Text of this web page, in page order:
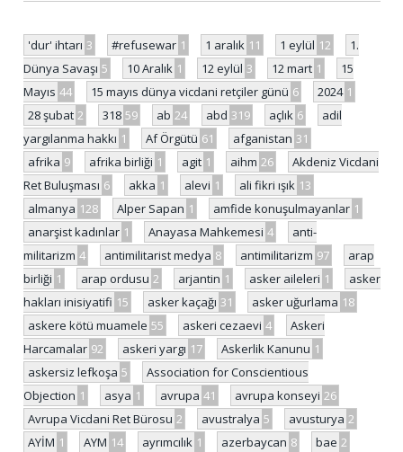
'dur' ihtarı 3 #refusewar 1 1 aralık 11 1 eylül 12
1.
Dünya Savaşı 5 10 Aralık 1 12 eylül 3 12 mart 1
15
Mayıs 44 15 mayıs dünya vicdani retçiler günü 6 2024 1
28 şubat 2 318 59 ab 24 abd 319 açlık 6
adil
yargılanma hakkı 1 Af Örgütü 61 afganistan 31
afrika 9 afrika birliği 1 agit 1 aihm 26
Akdeniz Vicdani
Ret Buluşması 6 akka 1 alevi 1 ali fikri ışık 13
almanya 128 Alper Sapan 1 amfide konuşulmayanlar 1
anarşist kadınlar 1 Anayasa Mahkemesi 4
anti-
militarizm 4 antimilitarist medya 8 antimilitarizm 97
arap
birliği 1 arap ordusu 2 arjantin 1 asker aileleri 1
asker
hakları inisiyatifi 15 asker kaçağı 31 asker uğurlama 18
askere kötü muamele 55 askeri cezaevi 4
Askeri
Harcamalar 92 askeri yargı 17 Askerlik Kanunu 1
askersiz lefkoşa 5
Association for Conscientious
Objection 1 asya 1 avrupa 41 avrupa konseyi 26
Avrupa Vicdani Ret Bürosu 2 avustralya 5 avusturya 2
AYİM 1 AYM 14 ayrımcılık 1 azerbaycan 8 bae 2